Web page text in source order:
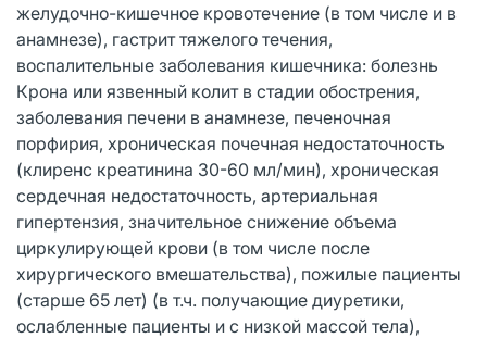
желудочно-кишечное кровотечение (в том числе и в
анамнезе), гастрит тяжелого течения,
воспалительные заболевания кишечника: болезнь
Крона или язвенный колит в стадии обострения,
заболевания печени в анамнезе, печеночная
порфирия, хроническая почечная недостаточность
(клиренс креатинина 30-60 мл/мин), хроническая
сердечная недостаточность, артериальная
гипертензия, значительное снижение объема
циркулирующей крови (в том числе после
хирургического вмешательства), пожилые пациенты
(старше 65 лет) (в т.ч. получающие диуретики,
ослабленные пациенты и с низкой массой тела),